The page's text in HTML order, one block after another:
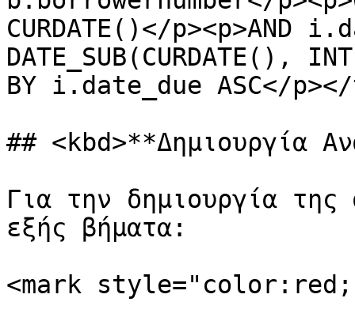
CURDATE()</p><p>AND
DATE_SUB(CURDATE(),
BY i.date_due ASC</
## <kbd>**Δημιουργία
Για την δημιουργία της
εξής βήματα:
<mark